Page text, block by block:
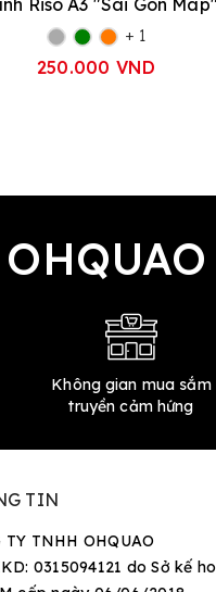
Riso A3 "Sài Gòn Map"
+ 1
250.000 VND
Không gian mua sắm
truyền cảm hứng
TIN
TY TNHH OHQUAO
0315094121 do Sở kế